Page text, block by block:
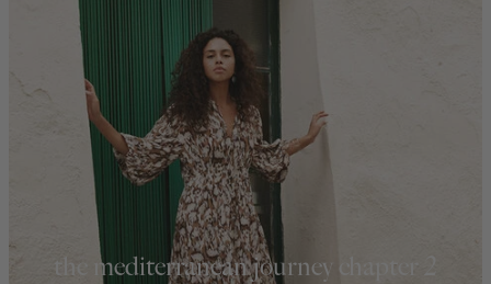
the mediterranean journey chapter 2